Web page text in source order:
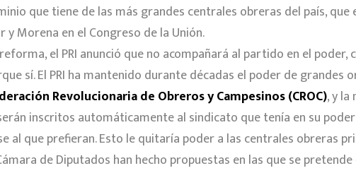
que tiene de las más grandes centrales obreras del país,
Morena en el Congreso de la Unión.
el PRI anunció que no acompañará al partido en el
sí. El PRI ha mantenido durante décadas el poder de grandes
Revolucionaria de Obreros y Campesinos (CROC), y la
inscritos automáticamente al sindicato que tenía en su
al que prefieran. Esto le quitaría poder a las centrales obreras
de Diputados han hecho propuestas en las que se